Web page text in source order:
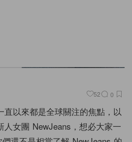
52 0
直以來都是全球關注的焦點，以
人女團 NewJeans，想必大家一